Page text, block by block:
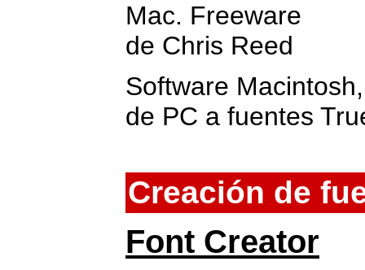
Mac. Freeware
de Chris Reed
Software
de PC a fuentes
Creación de
Font Creator